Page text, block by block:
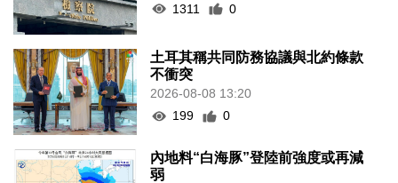
1311
0
土耳其稱共同防務協議與北約條款
不衝突
2026-08-08 13:20
199
0
內地料“白海豚”登陸前強度或再減
弱